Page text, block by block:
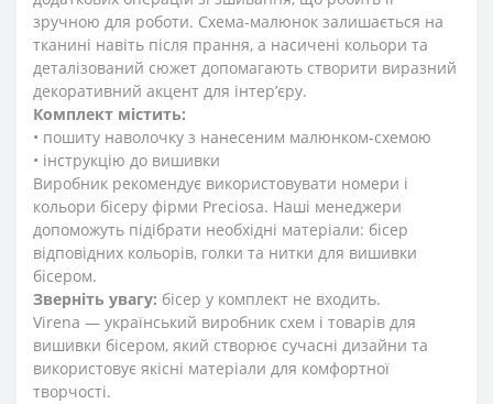
зручною для роботи. Схема-малюнок залишається на
тканині навіть після прання, а насичені кольори та
деталізований сюжет допомагають створити виразний
декоративний акцент для інтер’єру.
Комплект містить:
• пошиту наволочку з нанесеним малюнком-схемою
• інструкцію до вишивки
Виробник рекомендує використовувати номери і
кольори бісеру фірми Preciosa. Наші менеджери
допоможуть підібрати необхідні матеріали: бісер
відповідних кольорів, голки та нитки для вишивки
бісером.
Зверніть увагу: бісер у комплект не входить.
Virena — український виробник схем і товарів для
вишивки бісером, який створює сучасні дизайни та
використовує якісні матеріали для комфортної
творчості.